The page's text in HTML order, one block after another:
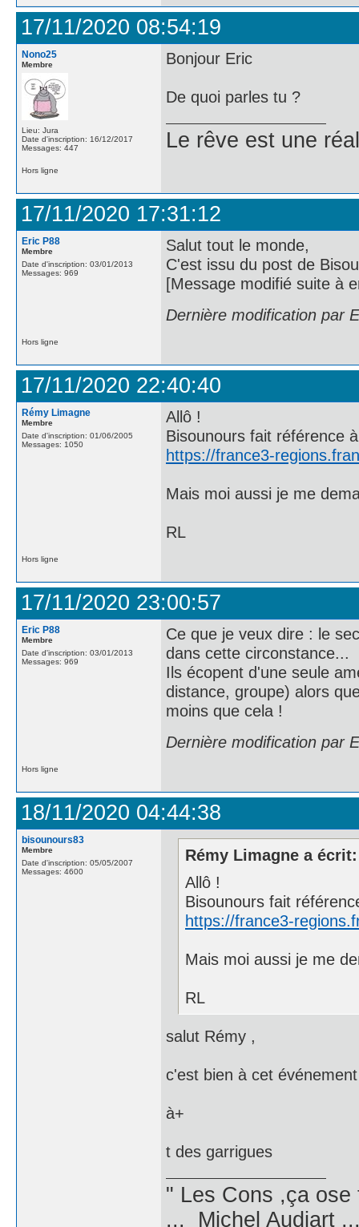
17/11/2020 08:54:19
Nono25
Membre
Lieu: Jura
Date d'inscription: 16/12/2017
Messages: 447
Bonjour Eric
De quoi parles tu ?
Le rêve est une
Hors ligne
17/11/2020 17:31:12
Eric P88
Membre
Date d'inscription: 03/01/2013
Messages: 969
Salut tout le monde,
C'est issu du post de
[Message modifié suite à
Dernière modification par
Hors ligne
17/11/2020 22:40:40
Rémy Limagne
Membre
Date d'inscription: 01/06/2005
Messages: 1050
Allô !
Bisounours fait référence
https://france3-
Mais moi aussi je me
RL
Hors ligne
17/11/2020 23:00:57
Eric P88
Membre
Date d'inscription: 03/01/2013
Messages: 969
Ce que je veux dire : le
dans cette circonstance...
Ils écopent d'une seule
distance, groupe) alors
moins que cela !
Dernière modification par
Hors ligne
18/11/2020 04:44:38
bisounours83
Membre
Date d'inscription: 05/05/2007
Messages: 4600
Rémy Limagne a écrit:
Allô !
Bisounours fait
https://france3-
Mais moi aussi je me
RL
salut Rémy ,
c'est bien à cet
à+
t des garrigues
" Les Cons ,ça
... Michel Audiart